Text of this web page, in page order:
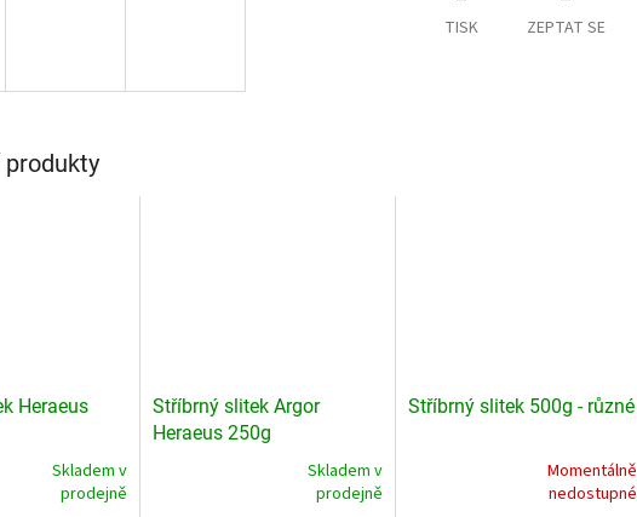
TISK ZEPTAT SE
Heraeus
Skladem v
prodejně
Stříbrný slitek Argor
Heraeus 250g
Skladem v
prodejně
Stříbrný slitek 500g - různé
Momentálně
nedostupné